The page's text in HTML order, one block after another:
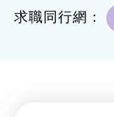
求職同行網：